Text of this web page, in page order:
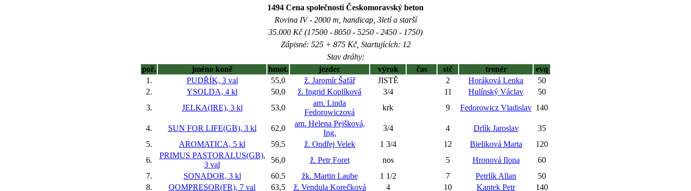
1494 Cena společnosti Českomoravský beton
Rovina IV - 2000 m, handicap, 3letí a starší
35.000 Kč (17500 - 8050 - 5250 - 2450 - 1750)
Zápisné: 525 + 875 Kč, Startujících: 12
Stav dráhy:
poř.
jméno koně hmot. jezdec výrok čas stč trenér
evq
1.
PUDŘÍK, 3 val 55,0 ž. Jaromír Šafář JISTĚ 2 Horáková Lenka
50
2.
YSOLDA, 4 kl 50,0 ž. Ingrid Koplíková 3/4 11 Hulínský Václav
50
3.
JELKA(IRE), 3 kl 53,0
am. Linda
Fedorowiczová
krk 9 Fedorowicz Vladislav 140
4. SUN FOR LIFE(GB), 3 kl 62,0
am. Helena Pejšková,
Ing.
3/4 4 Drlík Jaroslav
35
5.
AROMATICA, 5 kl 59,5 ž. Ondřej Velek 1 3/4 12 Bieliková Marta
120
6.
PRIMUS PASTORALUS(GB),
3 val
56,0 ž. Petr Foret nos 5 Hronová Ilona
60
7.
SONADOR, 3 kl 60,5 žk. Martin Laube 1 1/2 7 Petrlík Allan
50
8.
QOMPRESOR(FR), 7 val 63,5 ž. Vendula Korečková 4 10 Kantek Petr
140